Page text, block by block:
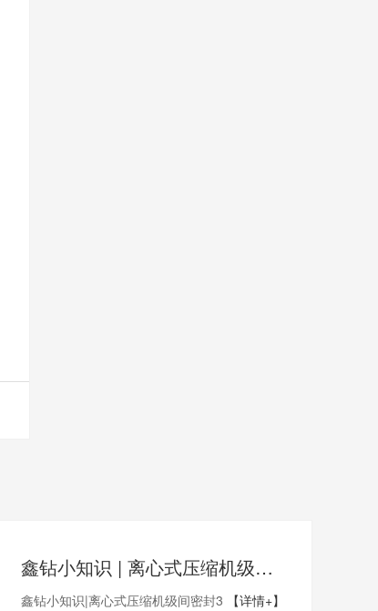
鑫钻小知识 | 离心式压缩机级间密封3
鑫钻小知识|离心式压缩机级间密封3 【详情+】